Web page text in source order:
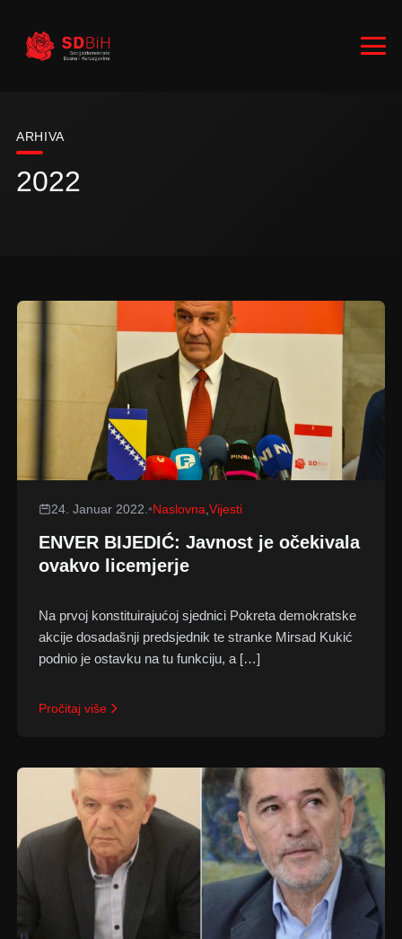
RUKOVODSTVO
ZASTUPNICI
ARHIVA
2022
24. Januar 2022. •Naslovna Vijesti
ENVER BIJEDIĆ: Javnost je očekivala
ovakvo licemjerje
Na prvoj konstituirajućoj sjednici Pokreta demokratske
akcije dosadašnji predsjednik te stranke Mirsad Kukić
podnio je ostavku na tu funkciju, a […]
Pročitaj više